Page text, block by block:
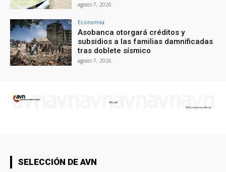
agosto 7, 2026
Economía
Asobanca otorgará créditos y
subsidios a las familias damnificadas
tras doblete sísmico
agosto 7, 2026
SELECCIÓN DE AVN